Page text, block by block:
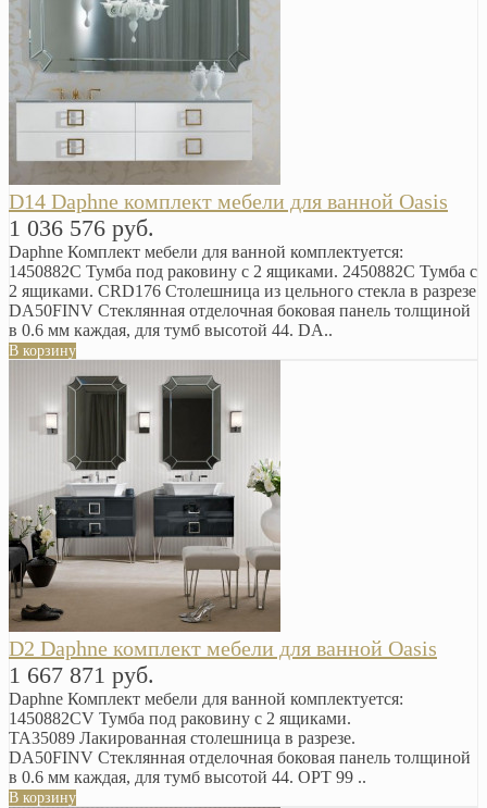
D14 Daphne комплект мебели для ванной Oasis
1 036 576 руб.
Daphne Комплект мебели для ванной комплектуется:
1450882C Тумба под раковину с 2 ящиками. 2450882C Тумба с
2 ящиками. CRD176 Столешница из цельного стекла в разрезе
DA50FINV Стеклянная отделочная боковая панель толщиной
в 0.6 мм каждая, для тумб высотой 44. DA..
В корзину
D2 Daphne комплект мебели для ванной Oasis
1 667 871 руб.
Daphne Комплект мебели для ванной комплектуется:
1450882CV Тумба под раковину с 2 ящиками.
TA35089 Лакированная столешница в разрезе.
DA50FINV Стеклянная отделочная боковая панель толщиной
в 0.6 мм каждая, для тумб высотой 44. OPT 99 ..
В корзину